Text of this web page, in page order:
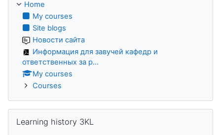
Home
My courses
Site blogs
Новости сайта
Информация для завучей кафедр и
ответственных за р...
My courses
Courses
Learning history 3KL